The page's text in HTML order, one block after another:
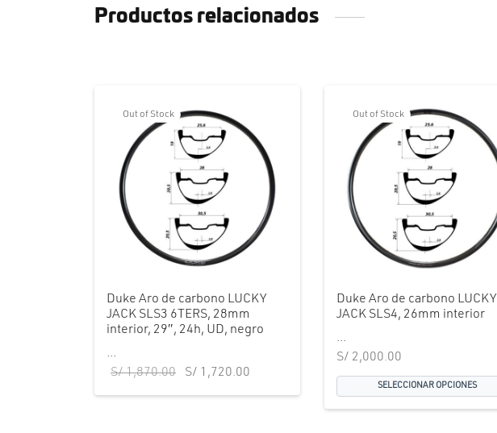
Productos relacionados
Out of Stock
Duke Aro de carbono LUCKY
JACK SLS3 6TERS, 28mm
interior, 29″, 24h, UD, negro
...
S/1,870.00
El precio
S/ 1,720.00
Out of Stock
Duke Aro de carbono LUCKY
JACK SLS4, 26mm interior
...
S/ 2,000.00
SELECCIONAR OPCIONES